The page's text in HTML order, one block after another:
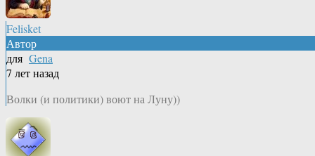
Felisket
Автор
для Gena
7 лет назад
Волки (и политики) воют на Луну))